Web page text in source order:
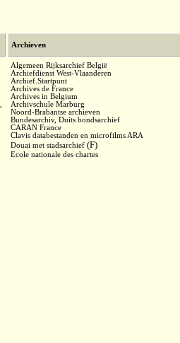
Archieven
Algemeen Rijksarchief België
Archiefdienst West-Vlaanderen
Archief.Startpunt
Archives de France
Archives in Belgium
Archivschule Marburg
Noord-Brabantse archieven
Bundesarchiv, Duits bondsarchief
CARAN France
Clavis databestanden en microfilms ARA
Douai met stadsarchief (F)
Ecole nationale des chartes